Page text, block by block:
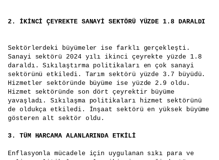
2. İKİNCİ ÇEYREKTE SANAYİ SEKTÖRÜ YÜZDE 1.8 DARALDI
Sektörlerdeki büyümeler ise farklı gerçekleşti.
Sanayi sektörü 2024 yılı ikinci çeyrekte yüzde 1.8
daraldı. Sıkılaştırma politikaları en çok sanayi
sektörünü etkiledi. Tarım sektörü yüzde 3.7 büyüdü.
Hizmetler sektöründe büyüme ise yüzde 2.9 oldu.
Hizmet sektöründe son dört çeyrektir büyüme
yavaşladı. Sıkılaşma politikaları hizmet sektörünü
de oldukça etkiledi. İnşaat sektörü en yüksek büyüme
gösteren alt sektör oldu.
3. TÜM HARCAMA ALANLARINDA ETKİLİ
Enflasyonla mücadele için uygulanan sıkı para ve